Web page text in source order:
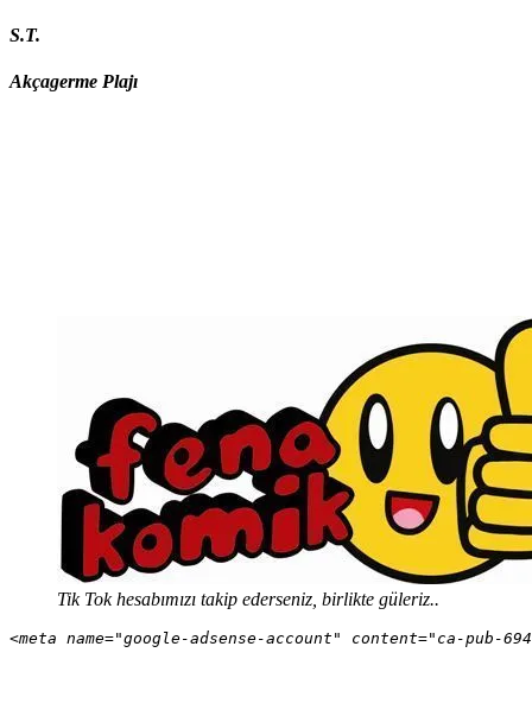
S.T.
Akçagerme Plajı
Tik Tok hesabımızı takip ederseniz, birlikte güleriz..
<meta name="google-adsense-account" content="ca-pub-